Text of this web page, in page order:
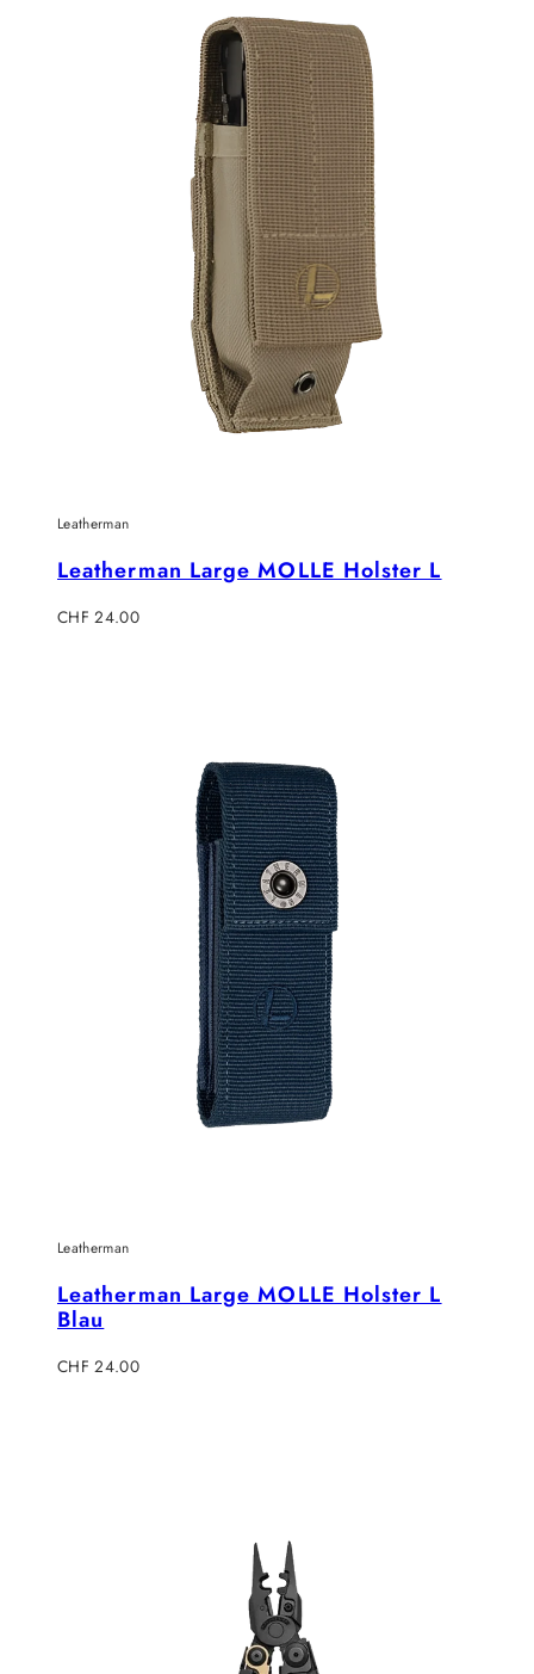
Leatherman
Leatherman Large MOLLE Holster L
Regulärer
CHF 24.00
Leatherman
Leatherman Large MOLLE Holster L
Blau
Regulärer
CHF 24.00